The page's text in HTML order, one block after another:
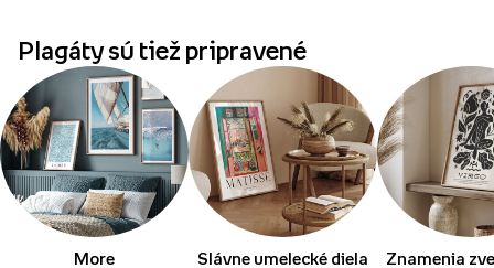
Plagáty sú tiež pripravené
More Slávne umelecké diela Znamenia